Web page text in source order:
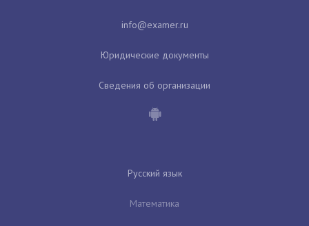
Юридические документы
Сведения об организации
Русский язык
Математика